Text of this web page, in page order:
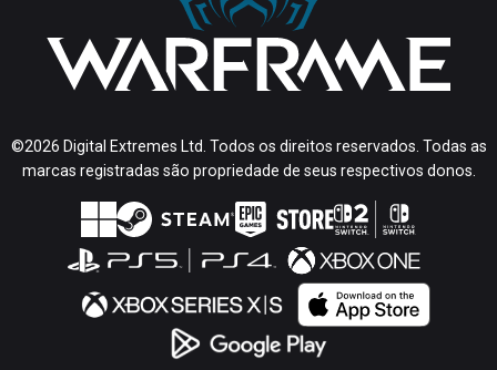
©2026 Digital Extremes Ltd. Todos os direitos reservados. Todas as
marcas registradas são propriedade de seus respectivos donos.